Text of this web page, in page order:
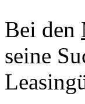
Bei den
seine